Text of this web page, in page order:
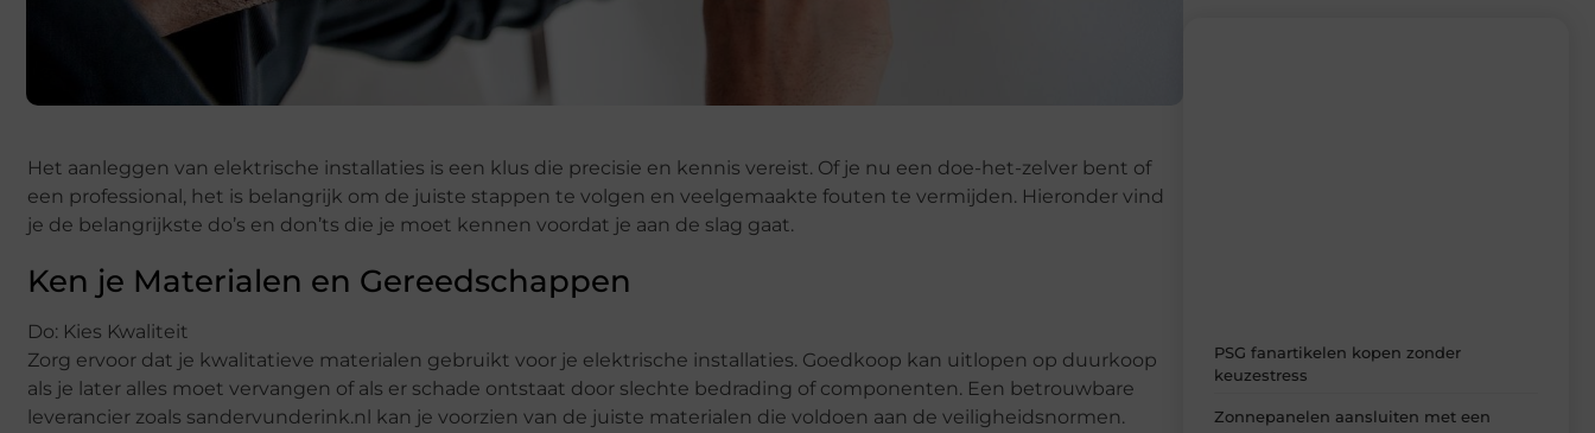
Het aanleggen van elektrische installaties is een klus die precisie en kennis vereist. Of je nu een doe-het-zelver bent of
een professional, het is belangrijk om de juiste stappen te volgen en veelgemaakte fouten te vermijden. Hieronder vind
je de belangrijkste do’s en don’ts die je moet kennen voordat je aan de slag gaat.
Ken je Materialen en Gereedschappen
Do: Kies Kwaliteit
Zorg ervoor dat je kwalitatieve materialen gebruikt voor je elektrische installaties. Goedkoop kan uitlopen op duurkoop
als je later alles moet vervangen of als er schade ontstaat door slechte bedrading of componenten. Een betrouwbare
leverancier zoals sandervunderink.nl kan je voorzien van de juiste materialen die voldoen aan de veiligheidsnormen.
PSG fanartikelen kopen zonder
keuzestress
Zonnepanelen aansluiten met een